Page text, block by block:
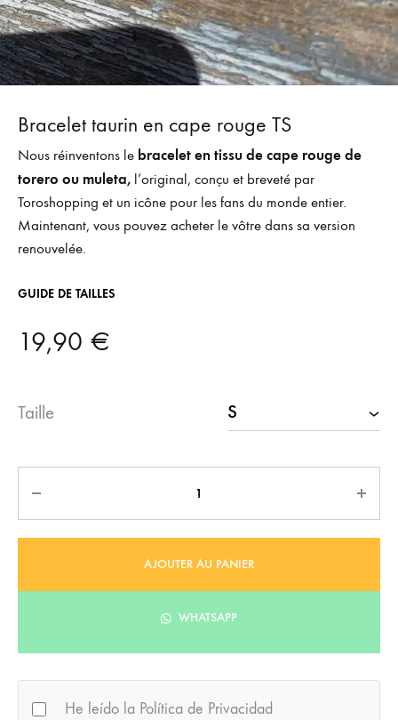
Bracelet taurin en cape rouge TS
Nous réinventons le bracelet en tissu de cape rouge de
torero ou muleta, l’original, conçu et breveté par
Toroshopping et un icône pour les fans du monde entier.
Maintenant, vous pouvez acheter le vôtre dans sa version
renouvelée.
GUIDE DE TAILLES
19,90 €
Taille
AJOUTER AU PANIER
WHATSAPP
He leído la Política de Privacidad